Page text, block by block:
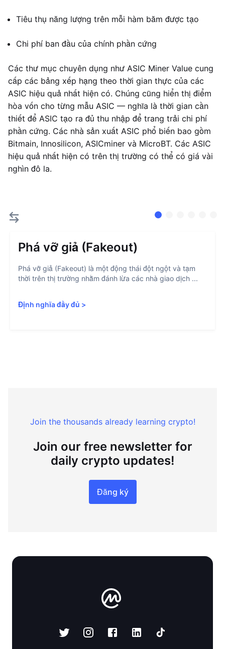
Tiêu thụ năng lượng trên mỗi hàm băm được tạo
Chi phí ban đầu của chính phần cứng
Các thư mục chuyên dụng như ASIC Miner Value cung
cấp các bảng xếp hạng theo thời gian thực của các
ASIC hiệu quả nhất hiện có. Chúng cũng hiển thị điểm
hòa vốn cho từng mẫu ASIC — nghĩa là thời gian cần
thiết để ASIC tạo ra đủ thu nhập để trang trải chi phí
phần cứng. Các nhà sản xuất ASIC phổ biến bao gồm
Bitmain, Innosilicon, ASICminer và MicroBT. Các ASIC
hiệu quả nhất hiện có trên thị trường có thể có giá vài
nghìn đô la.
Phá vỡ giả (Fakeout)
Phá vỡ giả (Fakeout) là một động thái đột ngột và tạm
thời trên thị trường nhằm đánh lừa các nhà giao dịch ...
Định nghĩa đầy đủ >
Join the thousands already learning crypto!
Join our free newsletter for
daily crypto updates!
Đăng ký